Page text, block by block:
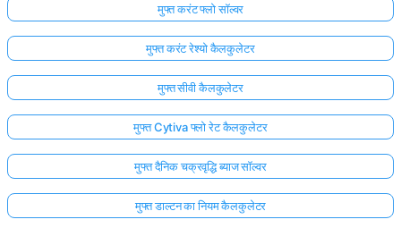
मुफ्त करंट फ्लो सॉल्वर
मुफ्त करंट रेश्यो कैलकुलेटर
मुफ्त सीवी कैलकुलेटर
मुफ्त Cytiva फ्लो रेट कैलकुलेटर
मुफ्त दैनिक चक्रवृद्धि ब्याज सॉल्वर
मुफ्त डाल्टन का नियम कैलकुलेटर